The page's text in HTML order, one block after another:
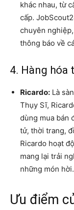
khác nhau, từ
cấp.
chuyên
thông báo về
4. Hàng hóa
Ricardo: Là
Thụy Sĩ,
dùng mua bán
tử, thời trang,
Ricardo hoạt
mang lại trải
những món hời.
Ưu điểm